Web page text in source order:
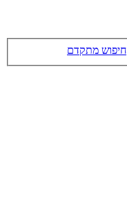
חיפוש מתקדם